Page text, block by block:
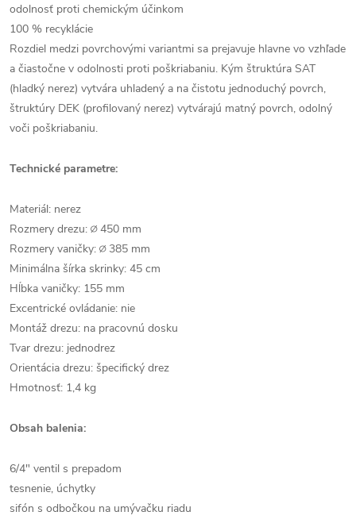
odolnosť proti chemickým účinkom
100 % recyklácie
Rozdiel medzi povrchovými variantmi sa prejavuje hlavne vo vzhľade
a čiastočne v odolnosti proti poškriabaniu. Kým štruktúra SAT
(hladký nerez) vytvára uhladený a na čistotu jednoduchý povrch,
štruktúry DEK (profilovaný nerez) vytvárajú matný povrch, odolný
voči poškriabaniu.
Technické parametre:
Materiál: nerez
Rozmery drezu: ∅ 450 mm
Rozmery vaničky: ∅ 385 mm
Minimálna šírka skrinky: 45 cm
Hĺbka vaničky: 155 mm
Excentrické ovládanie: nie
Montáž drezu: na pracovnú dosku
Tvar drezu: jednodrez
Orientácia drezu: špecifický drez
Hmotnosť: 1,4 kg
Obsah balenia:
6/4" ventil s prepadom
tesnenie, úchytky
sifón s odbočkou na umývačku riadu